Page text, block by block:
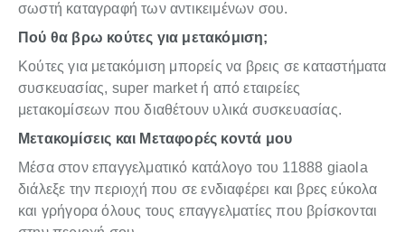
σωστή καταγραφή των αντικειμένων σου.
Πού θα βρω κούτες για μετακόμιση;
Κούτες για μετακόμιση μπορείς να βρεις σε καταστήματα
συσκευασίας, super market ή από εταιρείες
μετακομίσεων που διαθέτουν υλικά συσκευασίας.
Μετακομίσεις και Μεταφορές κοντά μου
Μέσα στον επαγγελματικό κατάλογο του 11888 giaola
διάλεξε την περιοχή που σε ενδιαφέρει και βρες εύκολα
και γρήγορα όλους τους επαγγελματίες που βρίσκονται